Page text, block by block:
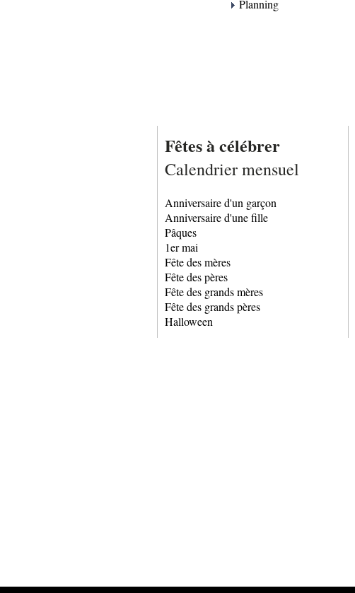
Planning
Fêtes à célébrer
Calendrier mensuel
Anniversaire d'un garçon
Anniversaire d'une fille
Pâques
1er mai
Fête des mères
Fête des pères
Fête des grands mères
Fête des grands pères
Halloween